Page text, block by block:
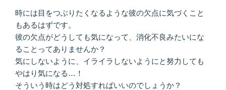
手
と
巡
り
合
う
に
時には目をつぶりたくなるような彼の欠点に気づくこと
もあるはずです。
彼の欠点がどうしても気になって、消化不良みたいにな
ることってありませんか？
気にしないように、イライラしないようにと努力しても
やはり気になる…！
そういう時はどう対処すればいいのでしょうか？